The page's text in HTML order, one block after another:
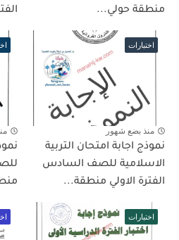
منطقة حولي...
اختبارات
منذ بضع شهور
نموذج اجابة امتحان التربية
الاسلامية للصف السادس
الفترة الاولي منطقة...
اختبارات